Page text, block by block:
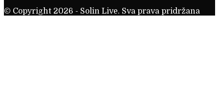
© Copyright 2026 - Solin Live. Sva prava pridržana